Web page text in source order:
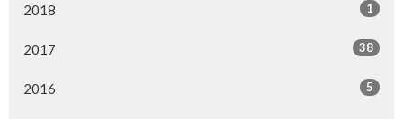
2018 1
2017 38
2016 5